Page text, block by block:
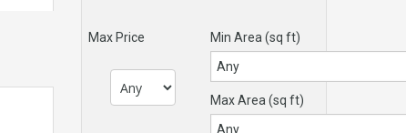
Max Price Min Area (sq ft)
Max Area (sq ft)